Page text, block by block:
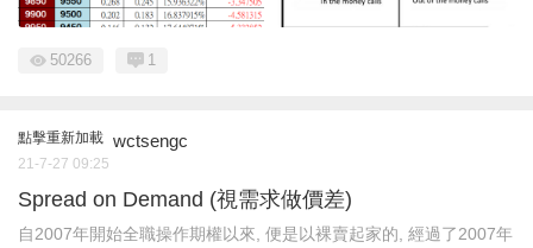
50266 1
點擊重新加載 wctsengc
21-7-27 09:25
Spread on Demand (視需求做價差)
自2007年開始全職操作期權以來, 便是以裸賣起家的, 經過了2007年